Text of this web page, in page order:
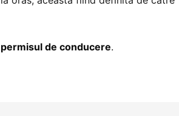
de conducere.